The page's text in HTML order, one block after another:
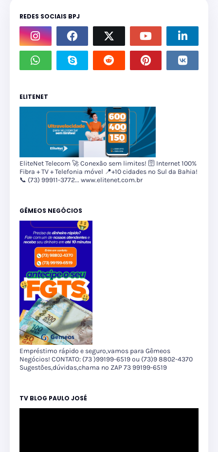
REDES SOCIAIS BPJ
ELITENET
EliteNet Telecom 🚀 Conexão sem limites! 🛜 Internet 100%
Fibra + TV + Telefonia móvel 📍+10 cidades no Sul da Bahia!
📞 (73) 99911-3772... www.elitenet.com.br
GÊMEOS NEGÓCIOS
Empréstimo rápido e seguro,vamos para Gêmeos
Negócios! CONTATO: (73 )99199-6519 ou (73)9 8802-4370
Sugestões,dúvidas,chama no ZAP 73 99199-6519
TV BLOG PAULO JOSÉ